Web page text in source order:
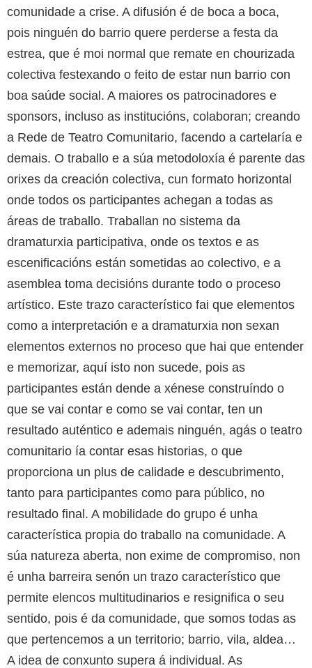
comunidade a crise. A difusión é de boca a boca,
pois ninguén do barrio quere perderse a festa da
estrea, que é moi normal que remate en chourizada
colectiva festexando o feito de estar nun barrio con
boa saúde social. A maiores os patrocinadores e
sponsors, incluso as institucións, colaboran; creando
a Rede de Teatro Comunitario, facendo a cartelaría e
demais. O traballo e a súa metodoloxía é parente das
orixes da creación colectiva, cun formato horizontal
onde todos os participantes achegan a todas as
áreas de traballo. Traballan no sistema da
dramaturxia participativa, onde os textos e as
escenificacións están sometidas ao colectivo, e a
asemblea toma decisións durante todo o proceso
artístico. Este trazo característico fai que elementos
como a interpretación e a dramaturxia non sexan
elementos externos no proceso que hai que entender
e memorizar, aquí isto non sucede, pois as
participantes están dende a xénese construíndo o
que se vai contar e como se vai contar, ten un
resultado auténtico e ademais ninguén, agás o teatro
comunitario ía contar esas historias, o que
proporciona un plus de calidade e descubrimento,
tanto para participantes como para público, no
resultado final. A mobilidade do grupo é unha
característica propia do traballo na comunidade. A
súa natureza aberta, non exime de compromiso, non
é unha barreira senón un trazo característico que
permite elencos multitudinarios e resignifica o seu
sentido, pois é da comunidade, que somos todas as
que pertencemos a un territorio; barrio, vila, aldea…
A idea de conxunto supera á individual. As